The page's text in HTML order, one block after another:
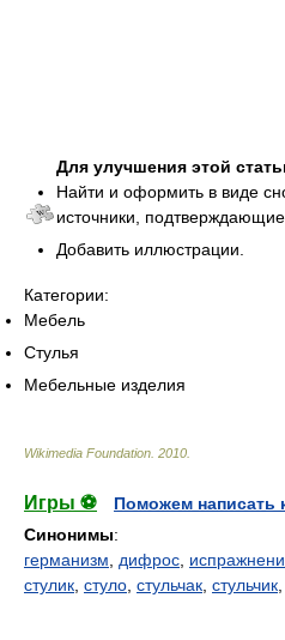
Для улучшения этой
Найти и оформить в виде
источники,
Добавить иллюстрации.
Категории:
Мебель
Стулья
Мебельные изделия
Wikimedia Foundation 2010
Игры ⚽
Поможем написать
Синонимы:
германизм, дифрос,
стулик, стуло, стульчак, стульчик,